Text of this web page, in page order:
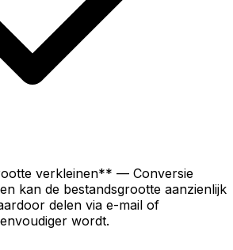
verkleinen** — Conversie
kan de bestandsgrootte aanzienlijk
delen via e-mail of
wordt.